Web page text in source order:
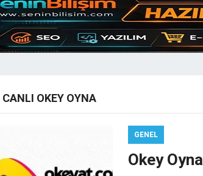
CANLI OKEY OYNA
GENEL
Okey Oyna